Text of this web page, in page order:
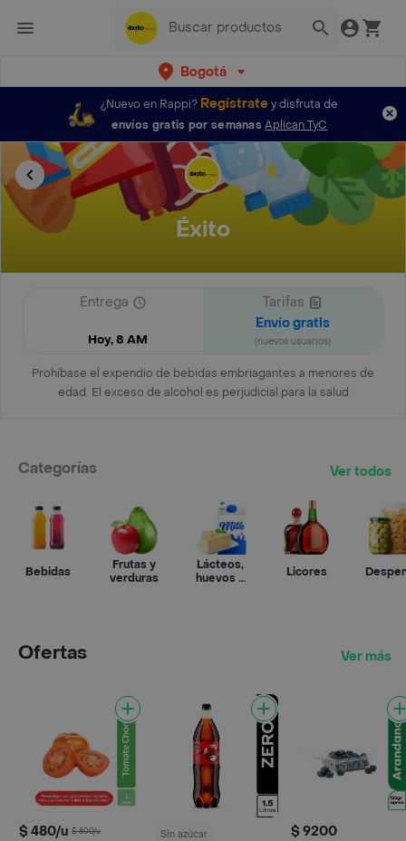
Bogotá
¿Nuevo en Rappi? Regístratey disfruta de
envíos gratis por semanas Aplican TyC
Éxito
Entrega
Hoy, 8 AM
Tarifas
Envío gratis
(nuevos usuarios)
Prohíbase el expendio de bebidas embriagantes a menores de
edad. El exceso de alcohol es perjudicial para la salud
Categorías Ver todos
Bebidas
Frutas y
verduras
Lácteos,
huevos y
Licores
Ofertas Ver más
$ 480/u $ 800/u Sin azúcar $ 9200